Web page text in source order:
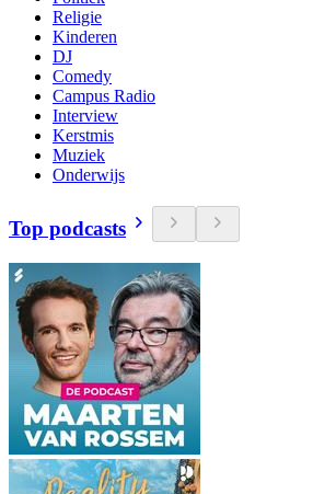
Religie
Kinderen
DJ
Comedy
Campus Radio
Interview
Kerstmis
Muziek
Onderwijs
Top podcasts